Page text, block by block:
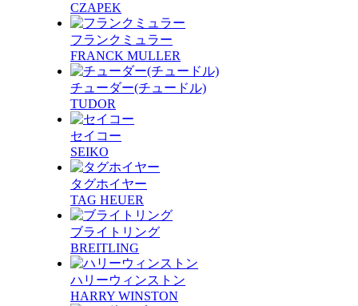
CZAPEK
フランクミュラー
FRANCK MULLER
チューダー(チュードル)
TUDOR
セイコー
SEIKO
タグホイヤー
TAG HEUER
ブライトリング
BREITLING
ハリーウィンストン
HARRY WINSTON